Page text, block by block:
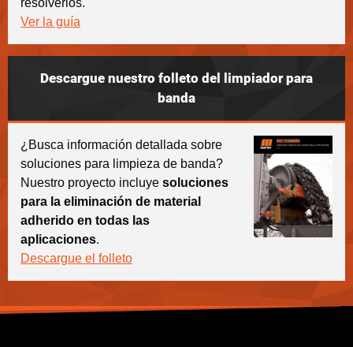
Ver la guía
Descargue nuestro folleto del limpiador para
banda
¿Busca información detallada sobre
soluciones para limpieza de banda?
Nuestro proyecto incluye soluciones
para la eliminación de material
adherido en todas las
aplicaciones.
Descargue el folleto